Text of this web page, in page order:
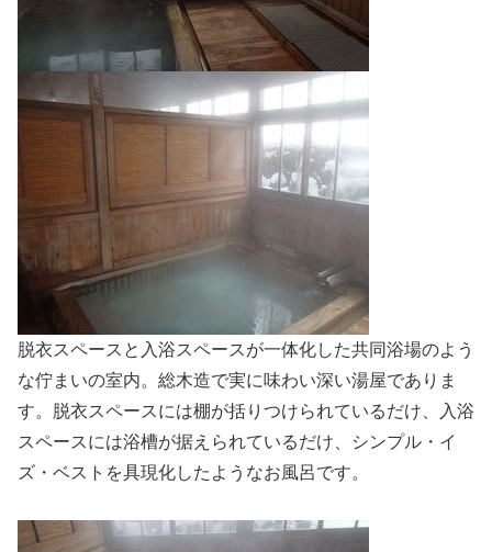
脱衣スペースと入浴スペースが一体化した共同浴場のよう
な佇まいの室内。総木造で実に味わい深い湯屋でありま
す。脱衣スペースには棚が括りつけられているだけ、入浴
スペースには浴槽が据えられているだけ、シンプル・イ
ズ・ベストを具現化したようなお風呂です。